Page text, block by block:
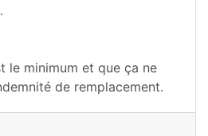
le minimum et que ça ne
de remplacement.